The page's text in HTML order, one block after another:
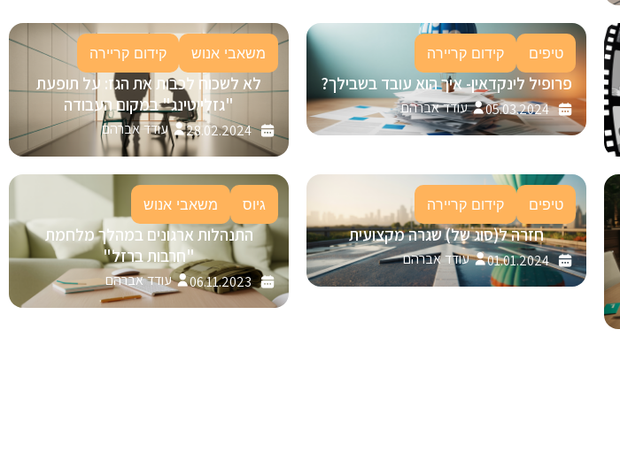
טיפים קידום קריירה
פרופיל לינקדאין- איך הוא עובד בשבילך?
05.03.2024 עודד אברהם
משאבי אנוש קידום קריירה
לא לשכוח לכבות את הגז: על תופעת
"גזלייטינג" במקום העבודה
28.02.2024 עודד אברהם
טיפים קידום קריירה
חזרה ל(סוג של) שגרה מקצועית
01.01.2024 עודד אברהם
גיוס משאבי אנוש
התנהלות ארגונים במהלך מלחמת
"חרבות ברזל"
06.11.2023 עודד אברהם